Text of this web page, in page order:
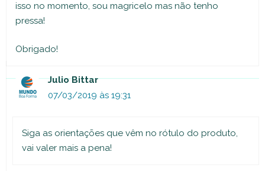
isso no momento, sou magricelo mas não tenho
pressa!
Obrigado!
Julio Bittar
07/03/2019 às 19:31
Siga as orientações que vêm no rótulo do produto,
vai valer mais a pena!